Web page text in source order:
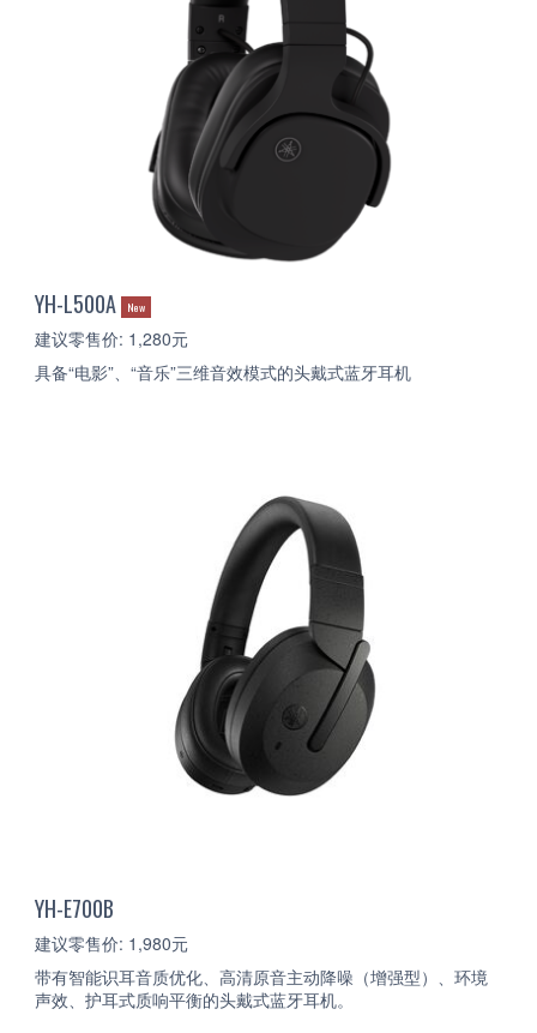
YH-L500A New
建议零售价: 1,280元
具备“电影”、“音乐”三维音效模式的头戴式蓝牙耳机
YH-E700B
建议零售价: 1,980元
带有智能识耳音质优化、高清原音主动降噪（增强型）、环境
声效、护耳式质响平衡的头戴式蓝牙耳机。